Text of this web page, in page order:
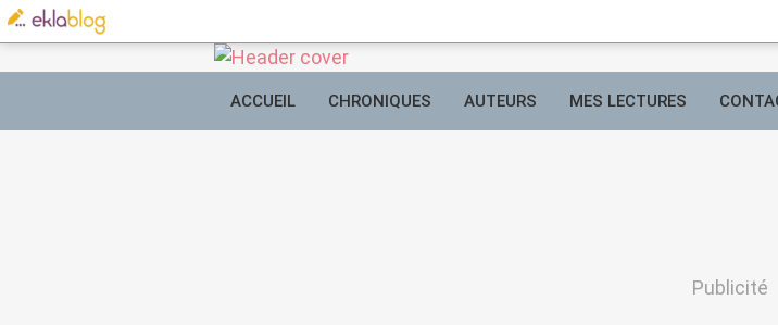
ACCUEIL CHRONIQUES AUTEURS MES LECTURES
Publicité